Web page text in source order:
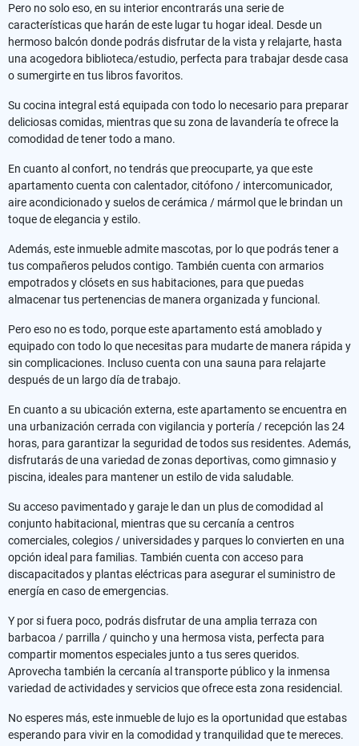
Pero no solo eso, en su interior encontrarás una serie de
características que harán de este lugar tu hogar ideal. Desde un
hermoso balcón donde podrás disfrutar de la vista y relajarte, hasta
una acogedora biblioteca/estudio, perfecta para trabajar desde casa
o sumergirte en tus libros favoritos.
Su cocina integral está equipada con todo lo necesario para preparar
deliciosas comidas, mientras que su zona de lavandería te ofrece la
comodidad de tener todo a mano.
En cuanto al confort, no tendrás que preocuparte, ya que este
apartamento cuenta con calentador, citófono / intercomunicador,
aire acondicionado y suelos de cerámica / mármol que le brindan un
toque de elegancia y estilo.
Además, este inmueble admite mascotas, por lo que podrás tener a
tus compañeros peludos contigo. También cuenta con armarios
empotrados y clósets en sus habitaciones, para que puedas
almacenar tus pertenencias de manera organizada y funcional.
Pero eso no es todo, porque este apartamento está amoblado y
equipado con todo lo que necesitas para mudarte de manera rápida y
sin complicaciones. Incluso cuenta con una sauna para relajarte
después de un largo día de trabajo.
En cuanto a su ubicación externa, este apartamento se encuentra en
una urbanización cerrada con vigilancia y portería / recepción las 24
horas, para garantizar la seguridad de todos sus residentes. Además,
disfrutarás de una variedad de zonas deportivas, como gimnasio y
piscina, ideales para mantener un estilo de vida saludable.
Su acceso pavimentado y garaje le dan un plus de comodidad al
conjunto habitacional, mientras que su cercanía a centros
comerciales, colegios / universidades y parques lo convierten en una
opción ideal para familias. También cuenta con acceso para
discapacitados y plantas eléctricas para asegurar el suministro de
energía en caso de emergencias.
Y por si fuera poco, podrás disfrutar de una amplia terraza con
barbacoa / parrilla / quincho y una hermosa vista, perfecta para
compartir momentos especiales junto a tus seres queridos.
Aprovecha también la cercanía al transporte público y la inmensa
variedad de actividades y servicios que ofrece esta zona residencial.
No esperes más, este inmueble de lujo es la oportunidad que estabas
esperando para vivir en la comodidad y tranquilidad que te mereces.